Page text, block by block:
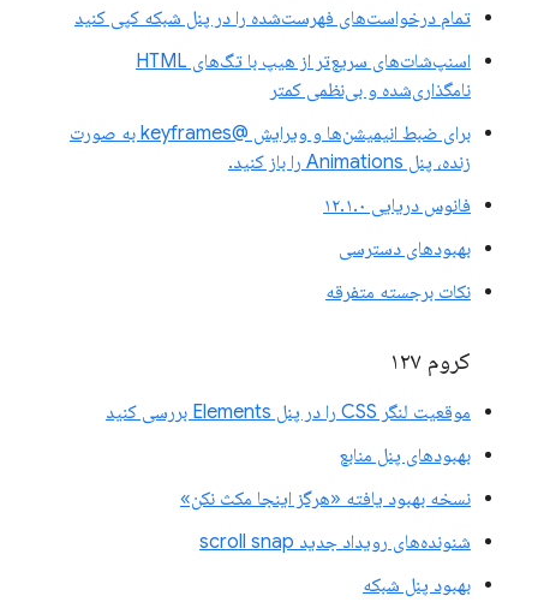
تمام درخواست‌های فهرست‌شده را در پنل شبکه کپی کنید
اسنپ‌شات‌های سریع‌تر از هیپ با تگ‌های HTML
نامگذاری‌شده و بی‌نظمی کمتر
برای ضبط انیمیشن‌ها و ویرایش @keyframes به صورت
زنده، پنل Animations را باز کنید.
فانوس دریایی ۱۲.۱.۰
بهبودهای دسترسی
نکات برجسته متفرقه
کروم ۱۲۷
موقعیت لنگر CSS را در پنل Elements بررسی کنید
بهبودهای پنل منابع
نسخه بهبود یافته «هرگز اینجا مکث نکن»
شنونده‌های رویداد جدید scroll snap
بهبود پنل شبکه